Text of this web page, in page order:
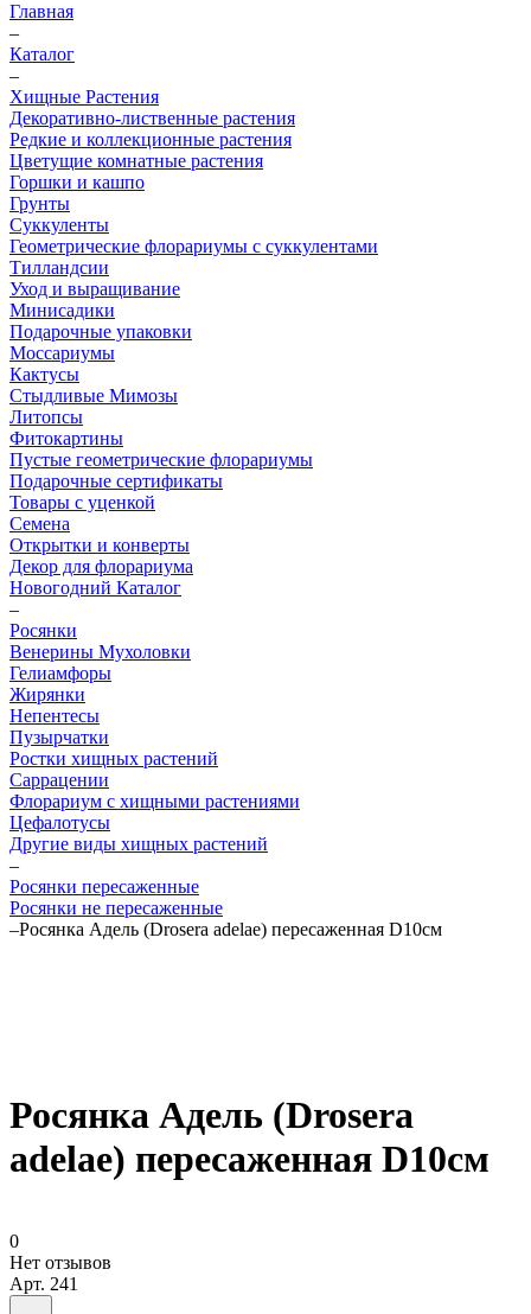
Главная
–
Каталог
–
Хищные Растения
Декоративно-лиственные растения
Редкие и коллекционные растения
Цветущие комнатные растения
Горшки и кашпо
Грунты
Суккуленты
Геометрические флорариумы с суккулентами
Тилландсии
Уход и выращивание
Минисадики
Подарочные упаковки
Моссариумы
Кактусы
Стыдливые Мимозы
Литопсы
Фитокартины
Пустые геометрические флорариумы
Подарочные сертификаты
Товары с уценкой
Семена
Открытки и конверты
Декор для флорариума
Новогодний Каталог
–
Росянки
Венерины Мухоловки
Гелиамфоры
Жирянки
Непентесы
Пузырчатки
Ростки хищных растений
Саррацении
Флорариум с хищными растениями
Цефалотусы
Другие виды хищных растений
–
Росянки пересаженные
Росянки не пересаженные
–Росянка Адель (Drosera adelae) пересаженная D10см
Росянка Адель (Drosera
adelae) пересаженная D10см
0
Нет отзывов
Арт. 241